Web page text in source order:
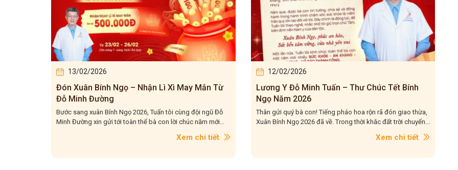
13/02/2026
Đón Xuân Bính Ngọ – Nhận Lì Xì May Mắn Từ
Đỗ Minh Đường
Bước sang xuân Bính Ngọ 2026, Tuấn tôi cùng đội ngũ Đỗ
Minh Đường xin gửi tới toàn thể bà con lời chúc năm mới...
Xem chi tiết
12/02/2026
Lương Y Đỗ Minh Tuấn – Thư Chúc Tết Bính
Ngọ Năm 2026
Thân gửi quý bà con! Tiếng pháo hoa rộn rã đón giao thừa,
Xuân Bính Ngọ 2026 đã về. Trong thời khắc đất trời chuyển...
Xem chi tiết